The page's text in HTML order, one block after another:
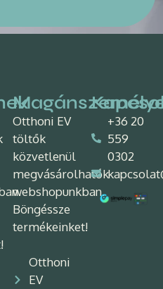
Otthoni EV
töltők
közvetlenül
megvásárolhatók
webshopunkban.
Böngéssze
termékeinket!
Otthoni
EV
+36 20
559
0302